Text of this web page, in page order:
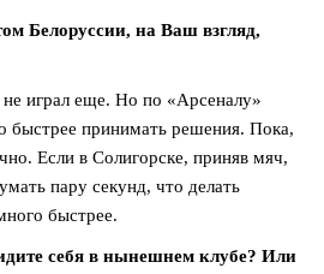
Белоруссии, на Ваш взгляд,
играл еще. Но по «Арсеналу»
быстрее принимать решения. Пока,
Если в Солигорске, приняв мяч,
пару секунд, что делать
быстрее.
себя в нынешнем клубе? Или